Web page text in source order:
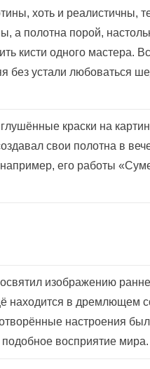
хоть и реалистичны,
а полотна порой,
кисти одного мастера.
без устали любоваться
краски на
свои полотна в
его работы
изображению
находится в дремлющем
настроения
восприятие мира.